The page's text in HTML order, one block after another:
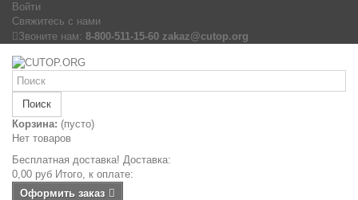
Войти
Свяжитесь с нами
Звоните нам: 8-800-511-15-60 zakaz@cutop.org
Поиск
Корзина: (пусто)
Нет товаров
Бесплатная доставка! Доставка:
0,00 руб Итого, к оплате:
Оформить заказ